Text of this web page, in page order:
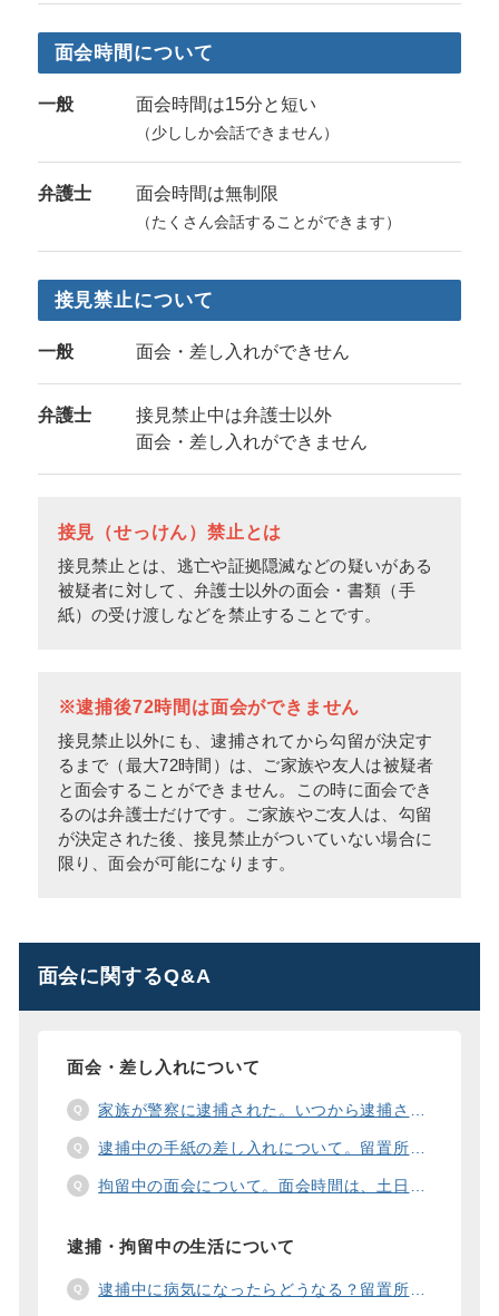
面会時間について
一般 面会時間は15分と短い
（少ししか会話できません）
弁護士 面会時間は無制限
（たくさん会話することができます）
接見禁止について
一般 面会・差し入れができせん
弁護士
接見禁止中は弁護士以外
面会・差し入れができません
接見（せっけん）禁止とは
接見禁止とは、逃亡や証拠隠滅などの疑いがある
被疑者に対して、弁護士以外の面会・書類（手
紙）の受け渡しなどを禁止することです。
※逮捕後72時間は面会ができません
接見禁止以外にも、逮捕されてから勾留が決定す
るまで（最大72時間）は、ご家族や友人は被疑者
と面会することができません。この時に面会でき
るのは弁護士だけです。ご家族やご友人は、勾留
が決定された後、接見禁止がついていない場合に
限り、面会が可能になります。
面会に関するQ&A
面会・差し入れについて
家族が警察に逮捕された。いつから逮捕された家族と面会することができますか？
逮捕中の手紙の差し入れについて。留置所に手紙を送る際の宛先の書き方は？
拘留中の面会について。面会時間は、土日や祝日の面会は、一度に面会できる人数は。
逮捕・拘留中の生活について
逮捕中に病気になったらどうなる？留置所の健康診断、診療、医療行為、手術は。